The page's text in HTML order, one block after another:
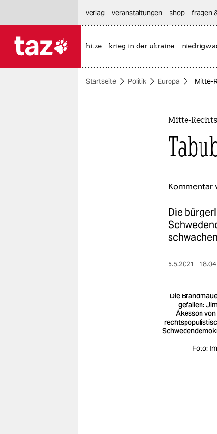
themen
verlag
veranstaltungen shop fragen
hitze krieg in der ukraine
Startseite Politik Europa Mitte-
Mitte-
Kommentar
Die
5.5.2021
Die
gefallen:
Åkesson von
Foto: